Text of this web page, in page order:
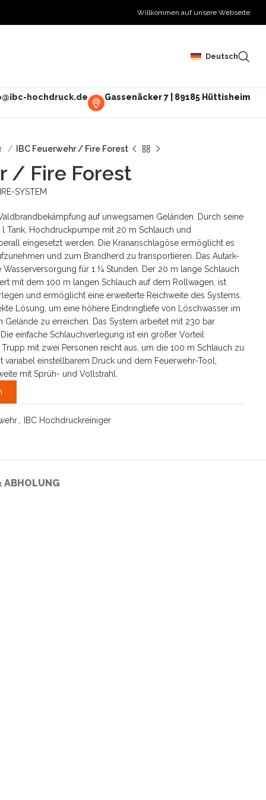
Willkommen auf unsere Webseite
Deutsch
hochdruck.de Gassenäcker 7 | 89185 Hüttisheim
IBC Feuerwehr / Fire Forest
/ Fire Forest
SYSTEM
auf unwegsamen Geländen. Durch seine
Tank, Hochdruckpumpe mit 20 m Schlauch und
eingesetzt werden. Die Krananschlagöse ermöglicht es
und zum Brandherd zu transportieren. Das Autark-
für 1 ¼ Stunden. Der 20 m lange Schlauch
mit dem 100 m langen Schlauch auf dem Rollwagen, ist
und ermöglicht eine erweiterte Reichweite des Systems.
Lösung, um eine höhere Eindringtiefe von Löschwasser im
zu erreichen. Das System arbeitet mit 230 bar
einfache Schlauchverlegung ist ein großer Vorteil
mit zwei Personen reicht aus, um die 100 m Schlauch zu
einstellbarem Druck und dem Feuerwehr-Tool,
mit Sprüh- und Vollstrahl.
IBC Hochdruckreiniger
ABHOLUNG